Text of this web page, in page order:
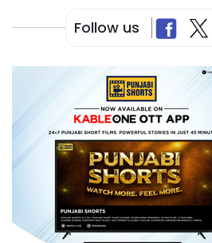
Follow us